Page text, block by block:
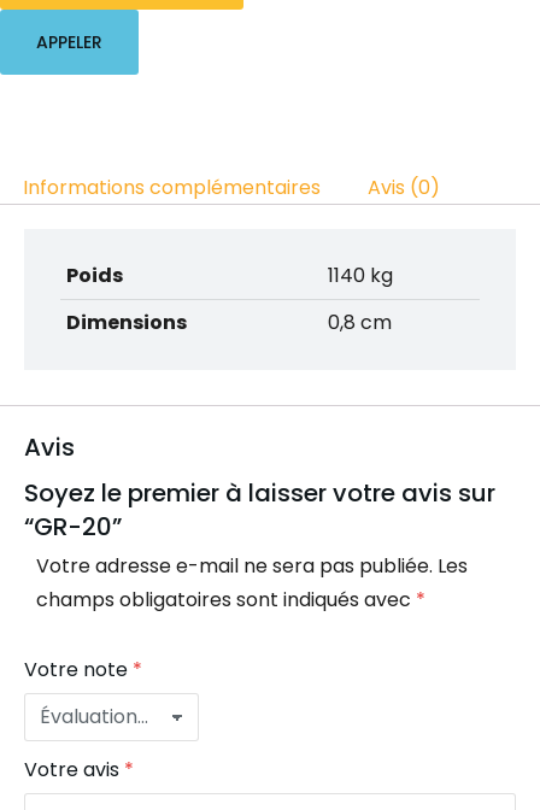
APPELER
Informations complémentaires Avis (0)
Poids
1140 kg
Dimensions
0,8 cm
Avis
Soyez le premier à laisser votre avis sur
“GR-20”
Votre adresse e-mail ne sera pas publiée. Les
champs obligatoires sont indiqués avec *
Votre note *
Votre avis *